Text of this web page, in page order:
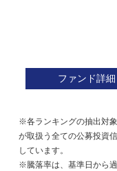
ファンド詳細
※各ランキングの抽出対
が取扱う全ての公募投資
しています。
※騰落率は、基準日から